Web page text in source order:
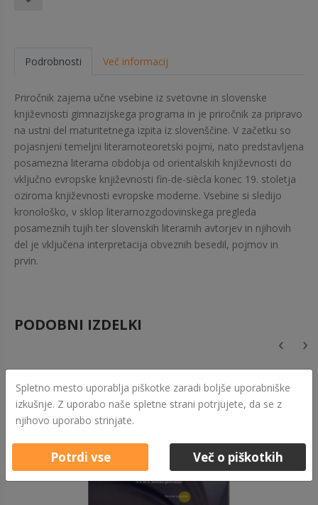
Podrobnosti Več informacij
Priročnik zajema učne vsebine iz svetovne in slovenske
književnosti gimnazijskega programa in je priročnik za pripravo
na ustni del maturitetnega izpita iz slovenščine. V začetku so
pojasnjeni temeljni literarnoteoretski pojmi, nato predstavljena
posamezna literarna obdobja od orientalskih književnosti do
vključno evropske književnosti fin-de-siècla konec 19. stoletja
oziroma književnosti evropske moderne. Vsebine si sledijo
kronološko, v sklop literarnozgodovinskega pregleda
posameznih tujih ter slovenskih literarnih avtorjev in njihovih
del je vključena interpretacija obveznih besedil, pojmov in
prvin.
PODOBNI IZDELKI
‹ ›
Spletno mesto uporablja piškotke zaradi boljše uporabniške
izkušnje. Z uporabo naše spletne strani potrjujete, da se z
njihovo uporabo strinjate.
Potrdi vse Več o piškotkih